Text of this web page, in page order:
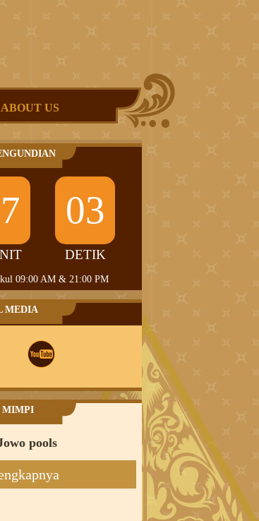
ABOUT US
03
DETIK
09:00 AM & 21:00 PM
MEDIA
MIMPI
pools